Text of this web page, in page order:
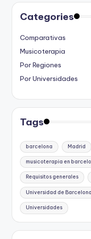
Categories
Comparativas
Musicoterapia
Por Regiones
Por Universidades
Tags
barcelona Madrid
musicoterapia en
Requisitos generales
Universidad de Barcelona
Universidades